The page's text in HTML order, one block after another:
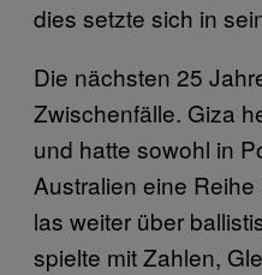
dies setzte sich in
Die nächsten 25
Zwischenfälle. Giza
und hatte sowohl in
Australien eine
las weiter über
spielte mit Zahlen,